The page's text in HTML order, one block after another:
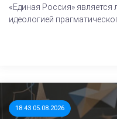
«Единая Россия»
идеологией
18:43 05.08.2026